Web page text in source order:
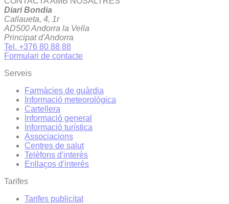
Diari Bondia
Callaueta, 4, 1r
AD500 Andorra la Vella
Principat d'Andorra
Tel. +376 80 88 88
Formulari de contacte
Serveis
Farmàcies de guàrdia
Informació meteorològica
Cartellera
Informació general
Informació turística
Associacions
Centres de salut
Telèfons d'interès
Enllaços d'interés
Tarifes
Tarifes publicitat